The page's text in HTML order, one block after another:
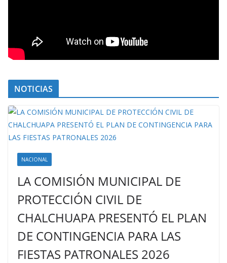
NOTICIAS
NACIONAL
LA COMISIÓN MUNICIPAL DE
PROTECCIÓN CIVIL DE
CHALCHUAPA PRESENTÓ EL PLAN
DE CONTINGENCIA PARA LAS
FIESTAS PATRONALES 2026